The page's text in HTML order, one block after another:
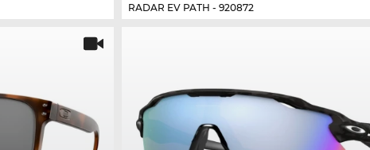
RADAR EV PATH - 920872